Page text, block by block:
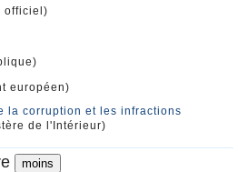
officiel)
européen)
la corruption et les infractions
de l'Intérieur)